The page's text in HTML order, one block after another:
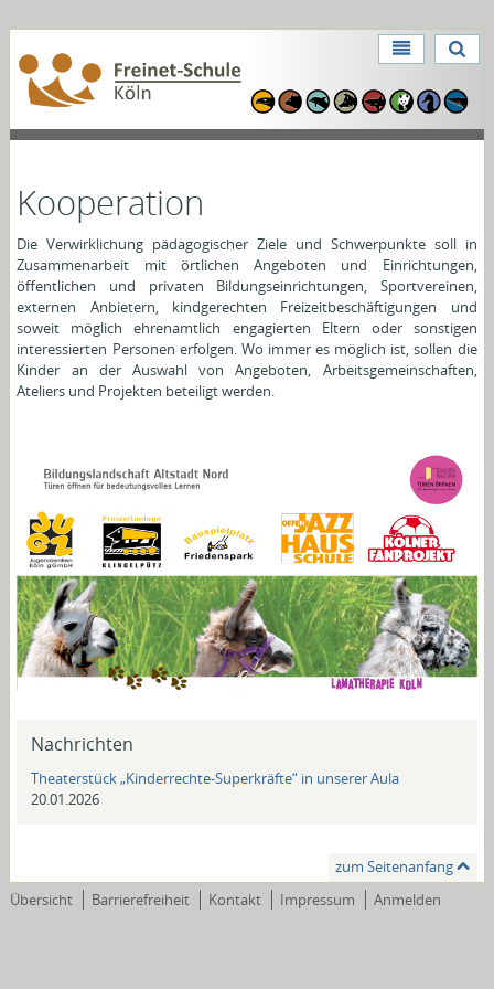
Direkt
Benutzerspezifische
Kooperation
Die Verwirklichung pädagogischer Ziele und Schwerpunkte soll in
Zusammenarbeit mit örtlichen Angeboten und Einrichtungen,
öffentlichen und privaten Bildungseinrichtungen, Sportvereinen,
externen Anbietern, kindgerechten Freizeitbeschäftigungen und
soweit möglich ehrenamtlich engagierten Eltern oder sonstigen
interessierten Personen erfolgen. Wo immer es möglich ist, sollen die
Kinder an der Auswahl von Angeboten, Arbeitsgemeinschaften,
Ateliers und Projekten beteiligt werden.
Nachrichten
Theaterstück „Kinderrechte-Superkräfte“ in unserer Aula
20.01.2026
zum Seitenanfang
Übersicht
Barrierefreiheit Kontakt Impressum Anmelden